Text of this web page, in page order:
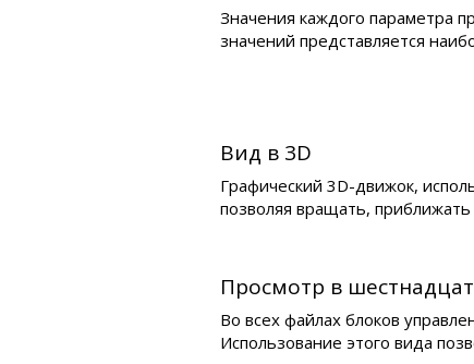
Значения каждого параметра
значений представляется
Вид в 3D
Графический 3D-движок,
позволяя вращать,
Просмотр в
Во всех файлах блоков
Использование этого вида